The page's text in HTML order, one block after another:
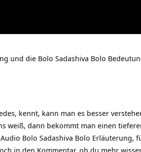
und die Bolo Sadashiva Bolo
kennt, kann man es besser
weiß, dann bekommt man einen
Bolo Sadashiva Bolo Erläuterung,